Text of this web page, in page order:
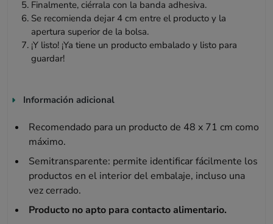
Finalmente, ciérrala con la banda adhesiva.
Se recomienda dejar 4 cm entre el producto y la
apertura superior de la bolsa.
¡Y listo! ¡Ya tiene un producto embalado y listo para
guardar!
Información adicional
Recomendado para un producto de 48 x 71 cm como
máximo.
Semitransparente: permite identificar fácilmente los
productos en el interior del embalaje, incluso una
vez cerrado.
Producto no apto para contacto alimentario.